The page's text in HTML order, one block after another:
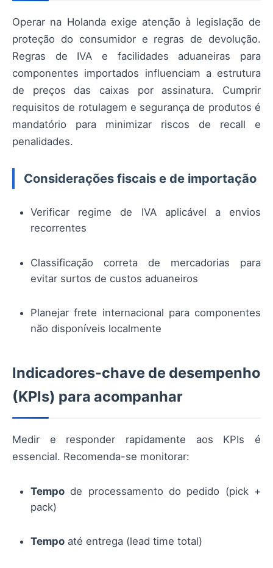
Operar na Holanda exige atenção à legislação de
proteção do consumidor e regras de devolução.
Regras de IVA e facilidades aduaneiras para
componentes importados influenciam a estrutura
de preços das caixas por assinatura. Cumprir
requisitos de rotulagem e segurança de produtos é
mandatório para minimizar riscos de recall e
penalidades.
Considerações fiscais e de importação
Verificar regime de IVA aplicável a envios
recorrentes
Classificação correta de mercadorias para
evitar surtos de custos aduaneiros
Planejar frete internacional para componentes
não disponíveis localmente
Indicadores-chave de desempenho
(KPIs) para acompanhar
Medir e responder rapidamente aos KPIs é
essencial. Recomenda-se monitorar:
Tempo de processamento do pedido (pick +
pack)
Tempo até entrega (lead time total)